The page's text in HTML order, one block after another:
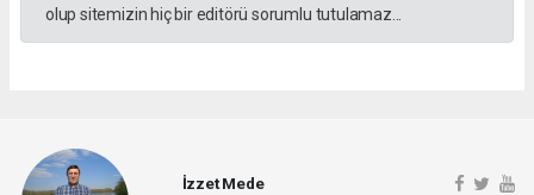
olup sitemizin hiç bir editörü sorumlu tutulamaz...
İzzet Mede